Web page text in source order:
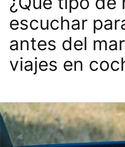
escuchar
antes del
viajes en